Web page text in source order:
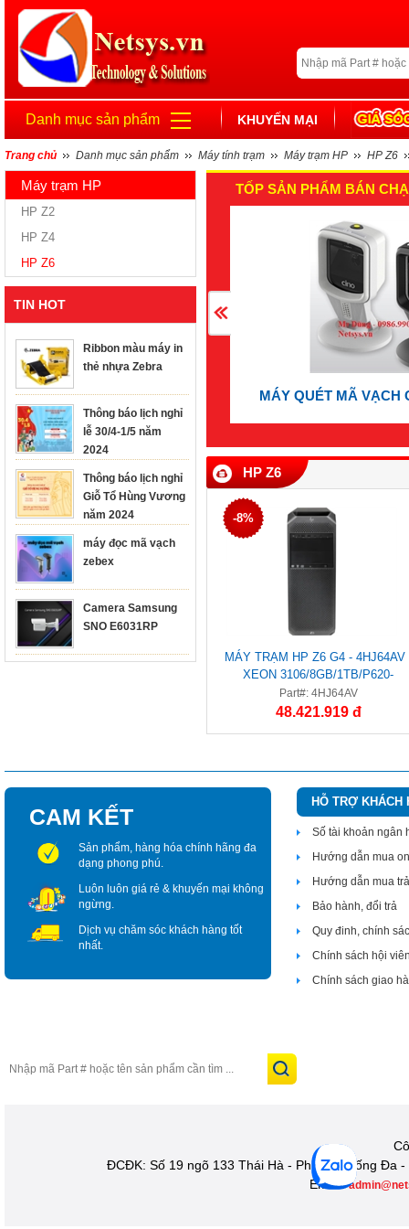
Danh mục sản phẩm KHUYẾN MẠI
Trang chủ Danh mục sản phẩm Máy tính trạm Máy trạm HP HP Z6
Máy trạm HP
HP Z2
HP Z4
HP Z6
TIN HOT
Ribbon màu máy in
thẻ nhựa Zebra
Thông báo lịch nghỉ
lễ 30/4-1/5 năm
2024
Thông báo lịch nghỉ
Giỗ Tổ Hùng Vương
năm 2024
máy đọc mã vạch
zebex
Camera Samsung
SNO E6031RP
TỐP SẢN PHẨM BÁN
MÁY QUÉT MÃ VẠCH
HP Z6
-8%
MÁY TRẠM HP Z6 G4 - 4HJ64AV
XEON 3106/8GB/1TB/P620-
2GB/W10P
Part#: 4HJ64AV
48.421.919 đ
CAM KẾT
Sản phẩm, hàng hóa chính hãng đa
dạng phong phú.
Luôn luôn giá rẻ & khuyến mại không
ngừng.
Dịch vụ chăm sóc khách hàng tốt
nhất.
HỖ TRỢ KHÁCH
Số tài khoản ngân
Hướng dẫn mua
Hướng dẫn mua
Bảo hành, đổi trả
Quy đinh, chính
Chính sách hội
Chính sách giao
ĐCĐK: Số 19 ngõ 133 Thái Hà - Phường Đống Đa -
Email: